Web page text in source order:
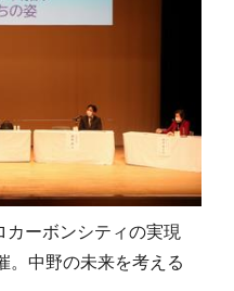
ーボンシティの実現
。中野の未来を考える